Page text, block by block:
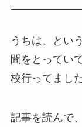
うちは、とい
聞をとってい
校行ってました
記事を読んで